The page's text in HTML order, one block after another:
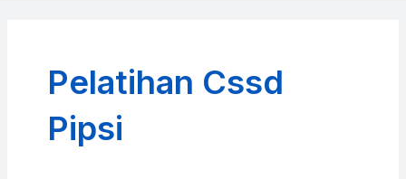
Pelatihan Cssd
Pipsi